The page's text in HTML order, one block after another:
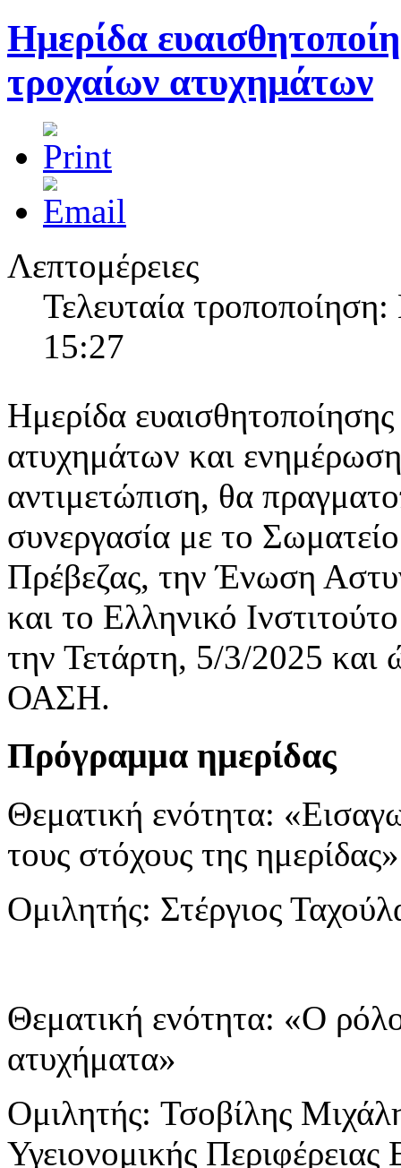
Ημέρα κατά του καπνίσματος
Στις 31 Μαίου ο Δήμος Πρέβεζας σε συνεργασία με το Γενικό
Ημερίδα
τροχαίων ατυχημάτων
Λεπτομέρειες
Τελευταία
15:27
Ημερίδα
ατυχημάτων και ενημέρωση
αντιμετώπιση, θα
συνεργασία με το
Πρέβεζας, την Ένωση
και το Ελληνικό
την Τετάρτη, 5/3/2025
ΟΑΣΗ.
Πρόγραμμα ημερίδας
Θεματική ενότητα:
τους στόχους της ημερίδας»
Ομιλητής: Στέργιος
Θεματική ενότητα: «Ο
ατυχήματα»
Ομιλητής: Τσοβίλης
Υγειονομικής